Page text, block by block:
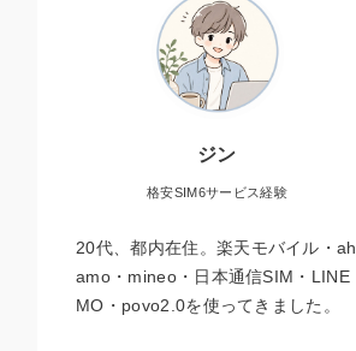
ジン
格安SIM6サービス経験
20代、都内在住。楽天モバイル・ah
amo・mineo・日本通信SIM・LINE
MO・povo2.0を使ってきました。